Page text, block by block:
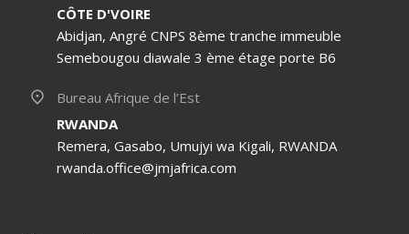
CÔTE D'VOIRE
Abidjan, Angré CNPS 8ème tranche immeuble
Semebougou diawale 3 ème étage porte B6
Bureau Afrique de l’Est
RWANDA
Remera, Gasabo, Umujyi wa Kigali, RWANDA
rwanda.office@jmjafrica.com